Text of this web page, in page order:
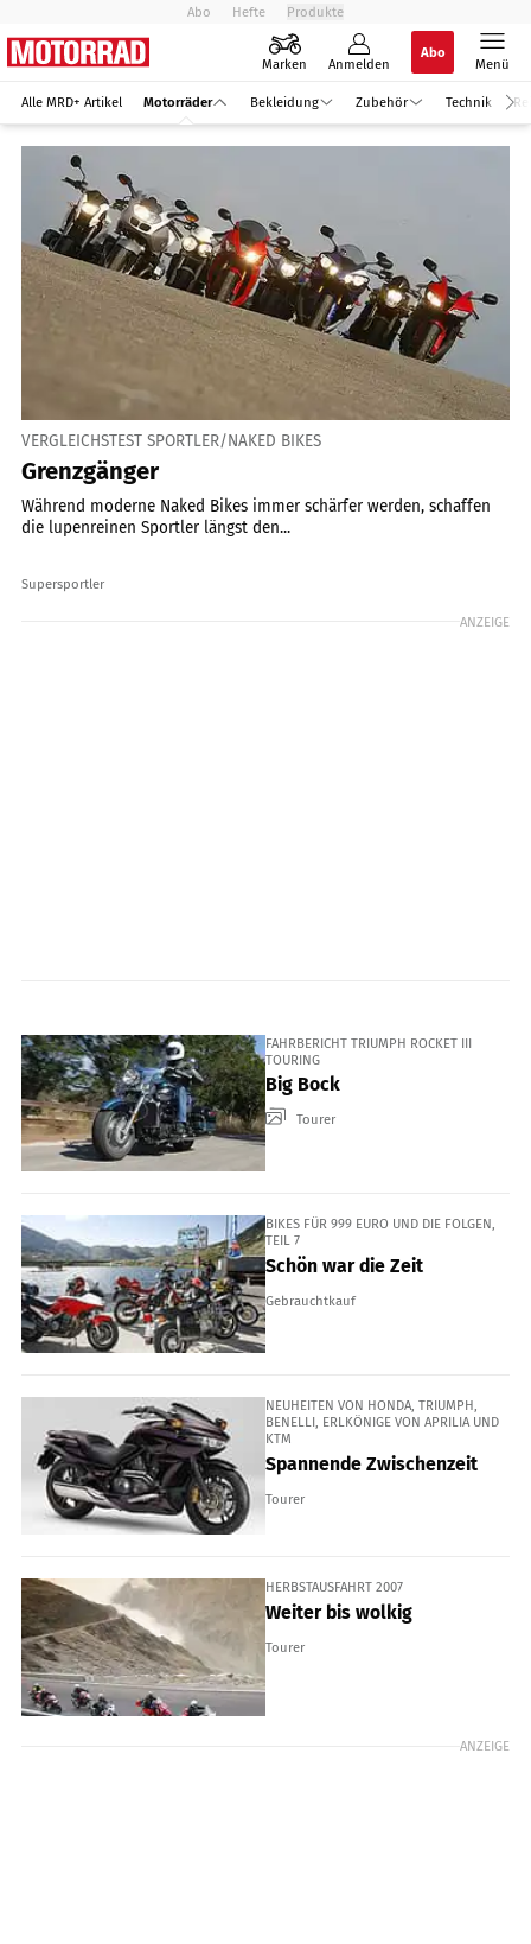
Abo Hefte Produkte
Marken Anmelden
Abo
Menü
Alle MRD+ Artikel Motorräder Bekleidung Zubehör Technik
VERGLEICHSTEST SPORTLER/NAKED BIKES
Grenzgänger
Während moderne Naked Bikes immer schärfer werden, schaffen
die lupenreinen Sportler längst den...
Supersportler
ANZEIGE
FAHRBERICHT TRIUMPH ROCKET III
TOURING
Big Bock
Tourer
BIKES FÜR 999 EURO UND DIE FOLGEN,
TEIL 7
Schön war die Zeit
Gebrauchtkauf
NEUHEITEN VON HONDA, TRIUMPH,
BENELLI, ERLKÖNIGE VON APRILIA UND
KTM
Spannende Zwischenzeit
Tourer
HERBSTAUSFAHRT 2007
Weiter bis wolkig
Tourer
ANZEIGE